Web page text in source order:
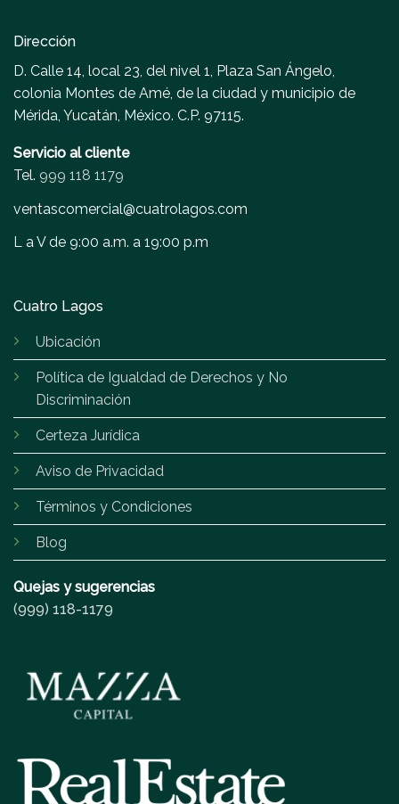
Dirección
D. Calle 14, local 23, del nivel 1, Plaza San Ángelo,
colonia Montes de Amé, de la ciudad y municipio de
Mérida, Yucatán, México. C.P. 97115.
Servicio al cliente
Tel. 999 118 1179
ventascomercial@cuatrolagos.com
L a V de 9:00 a.m. a 19:00 p.m
Cuatro Lagos
Ubicación
Política de Igualdad de Derechos y No
Discriminación
Certeza Jurídica
Aviso de Privacidad
Términos y Condiciones
Blog
Quejas y sugerencias
(999) 118-1179